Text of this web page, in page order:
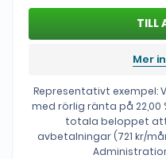
Mer
Representativt exempel:
med rörlig ränta på 22,00
totala beloppet att
avbetalningar (721 kr/